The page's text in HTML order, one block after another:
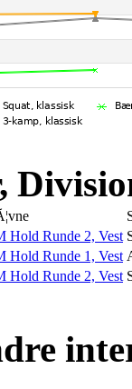
Hold Runde 2, Vest
Hold Runde 1, Vest
Hold Runde 2, Vest